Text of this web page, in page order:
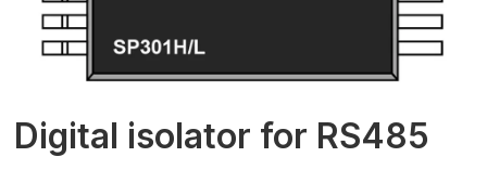
Digital isolator for RS485